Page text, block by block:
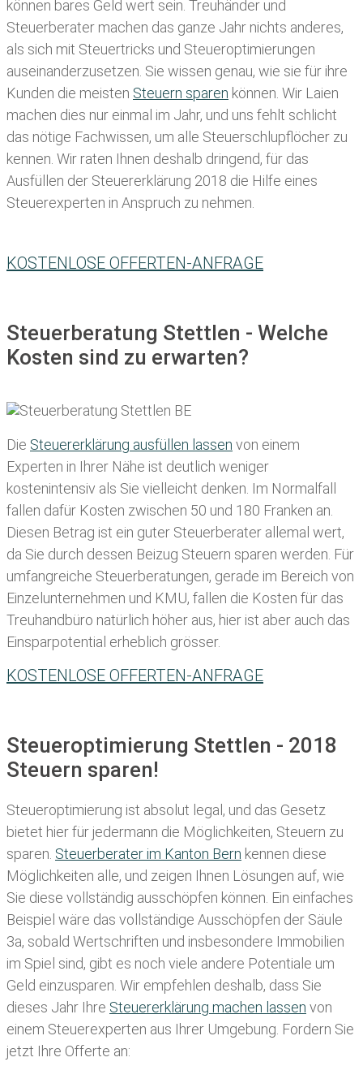
können bares Geld wert sein. Treuhänder und
Steuerberater machen das ganze Jahr nichts anderes,
als sich mit Steuertricks und Steueroptimierungen
auseinanderzusetzen. Sie wissen genau, wie sie für ihre
Kunden die meisten Steuern sparen können. Wir Laien
machen dies nur einmal im Jahr, und uns fehlt schlicht
das nötige Fachwissen, um alle Steuerschlupflöcher zu
kennen. Wir raten Ihnen deshalb dringend, für das
Ausfüllen der Steuererklärung 2018 die Hilfe eines
Steuerexperten in Anspruch zu nehmen.
KOSTENLOSE OFFERTEN-ANFRAGE
Steuerberatung Stettlen - Welche
Kosten sind zu erwarten?
Die Steuererklärung ausfüllen lassen von einem
Experten in Ihrer Nähe ist deutlich weniger
kostenintensiv als Sie vielleicht denken. Im Normalfall
fallen dafür Kosten zwischen 50 und 180 Franken an.
Diesen Betrag ist ein guter Steuerberater allemal wert,
da Sie durch dessen Beizug Steuern sparen werden. Für
umfangreiche Steuerberatungen, gerade im Bereich von
Einzelunternehmen und KMU, fallen die Kosten für das
Treuhandbüro natürlich höher aus, hier ist aber auch das
Einsparpotential erheblich grösser.
KOSTENLOSE OFFERTEN-ANFRAGE
Steueroptimierung Stettlen - 2018
Steuern sparen!
Steueroptimierung ist absolut legal, und das Gesetz
bietet hier für jedermann die Möglichkeiten, Steuern zu
sparen. Steuerberater im K anton Bern kennen diese
Möglichkeiten alle, und zeigen Ihnen Lösungen auf, wie
Sie diese vollständig ausschöpfen können. Ein einfaches
Beispiel wäre das vollständige Ausschöpfen der Säule
3a, sobald Wertschriften und insbesondere Immobilien
im Spiel sind, gibt es noch viele andere Potentiale um
Geld einzusparen. Wir empfehlen deshalb, dass Sie
dieses Jahr Ihre Steuererklärung machen lassen von
einem Steuerexperten aus Ihrer Umgebung. Fordern Sie
jetzt Ihre Offerte an: